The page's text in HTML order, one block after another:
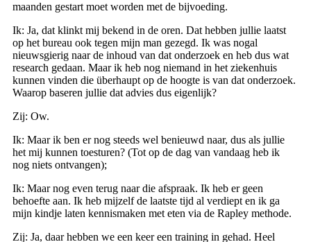
maanden gestart moet worden met de bijvoeding.
Ik: Ja, dat klinkt mij bekend in de oren. Dat hebben jullie laatst
op het bureau ook tegen mijn man gezegd. Ik was nogal
nieuwsgierig naar de inhoud van dat onderzoek en heb dus wat
research gedaan. Maar ik heb nog niemand in het ziekenhuis
kunnen vinden die überhaupt op de hoogte is van dat onderzoek.
Waarop baseren jullie dat advies dus eigenlijk?
Zij: Ow.
Ik: Maar ik ben er nog steeds wel benieuwd naar, dus als jullie
het mij kunnen toesturen? (Tot op de dag van vandaag heb ik
nog niets ontvangen);
Ik: Maar nog even terug naar die afspraak. Ik heb er geen
behoefte aan. Ik heb mijzelf de laatste tijd al verdiept en ik ga
mijn kindje laten kennismaken met eten via de Rapley methode.
Zij: Ja, daar hebben we een keer een training in gehad. Heel